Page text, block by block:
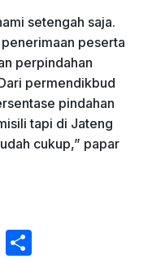
setengah saja.
peserta
perpindahan
permendikbud
pindahan
tapi di Jateng
cukup,” papar
E